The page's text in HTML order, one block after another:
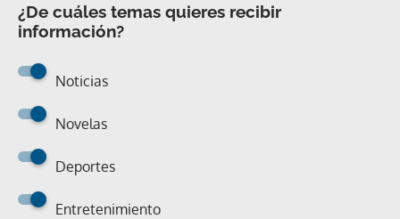
¿De cuáles temas quieres recibir
información?
Noticias
Novelas
Deportes
Entretenimiento